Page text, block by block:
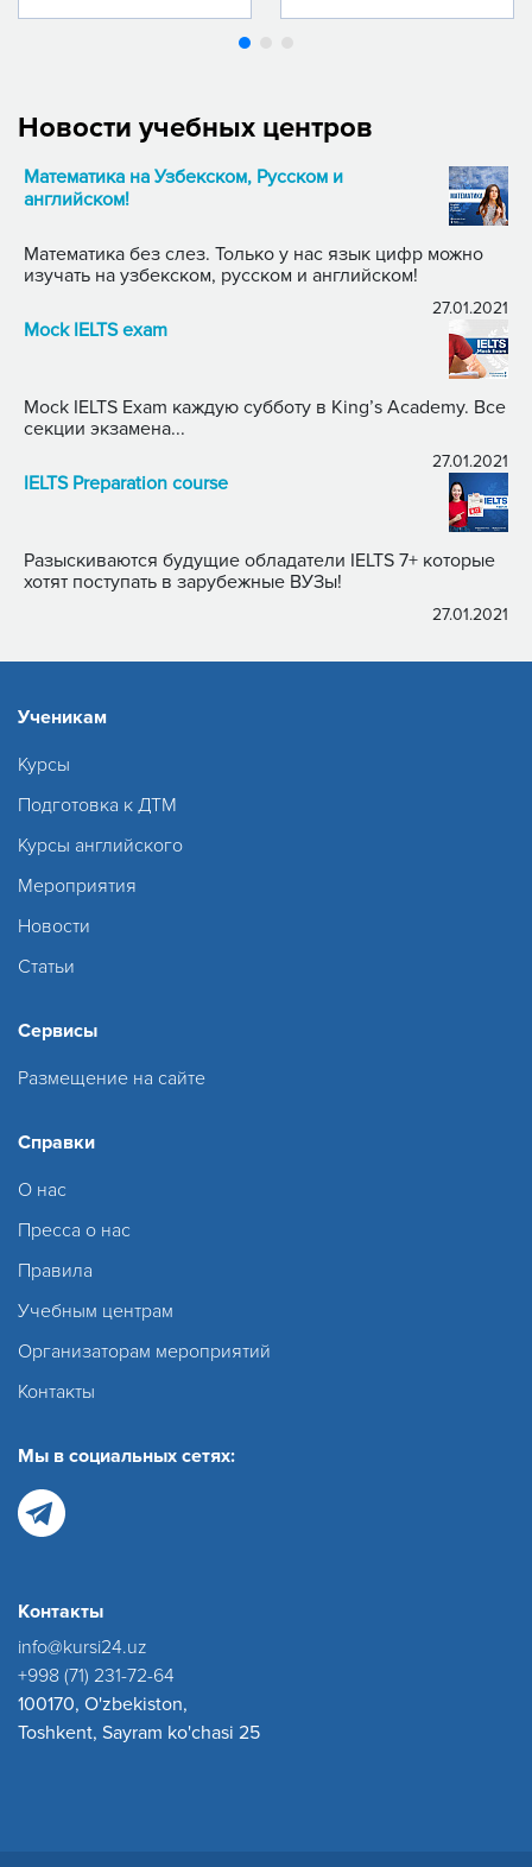
Новости учебных центров
Математика на Узбекском, Русском и
английском!
Математика без слез. Только у нас язык цифр можно
изучать на узбекском, русском и английском!
27.01.2021
Mock IELTS exam
Mock IELTS Exam каждую субботу в King’s Academy. Все
секции экзамена...
27.01.2021
IELTS Preparation course
Разыскиваются будущие обладатели IELTS 7+ которые
хотят поступать в зарубежные ВУЗы!
27.01.2021
Ученикам
Курсы
Подготовка к ДТМ
Курсы английского
Мероприятия
Новости
Статьи
Сервисы
Размещение на сайте
Справки
О нас
Пресса о нас
Правила
Учебным центрам
Организаторам мероприятий
Контакты
Мы в социальных сетях:
Контакты
info@kursi24.uz
+998 (71) 231-72-64
100170, O'zbekiston,
Toshkent, Sayram ko'chasi 25